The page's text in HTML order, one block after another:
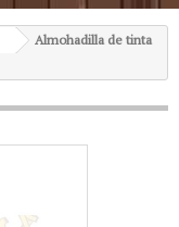
Almohadilla de tinta